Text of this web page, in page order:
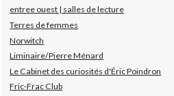
entree ouest | salles de lecture
Terres de femmes
Norwitch
Liminaire/Pierre Ménard
Le Cabinet des curiosités d'Éric Poindron
Fric-Frac Club